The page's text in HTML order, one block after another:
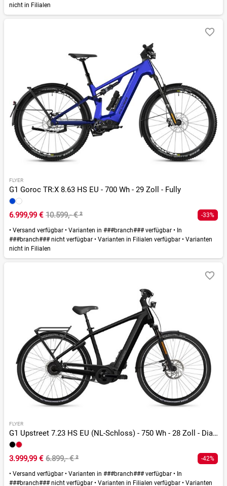
nicht in Filialen
FLYER
G1 Goroc TR:X 8.63 HS EU - 700 Wh - 29 Zoll - Fully
6.999,99 € 10.599,- €² -33%
• Versand verfügbar • Varianten in ###branch### verfügbar • In
###branch### nicht verfügbar • Varianten in Filialen verfügbar • Varianten
nicht in Filialen
FLYER
G1 Upstreet 7.23 HS EU (NL-Schloss) - 750 Wh - 28 Zoll - Diamant
3.999,99 € 6.899,- €² -42%
• Versand verfügbar • Varianten in ###branch### verfügbar • In
###branch### nicht verfügbar • Varianten in Filialen verfügbar • Varianten